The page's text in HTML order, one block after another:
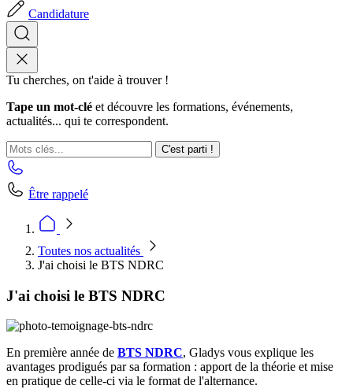
Candidature
Tu cherches, on t'aide à trouver !
Tape un mot-clé et découvre les formations, événements,
actualités... qui te correspondent.
C'est parti !
Être rappelé
Toutes nos actualités
J'ai choisi le BTS NDRC
J'ai choisi le BTS NDRC
En première année de BTS NDRC, Gladys vous explique les
avantages prodigués par sa formation : apport de la théorie et mise
en pratique de celle-ci via le format de l'alternance.